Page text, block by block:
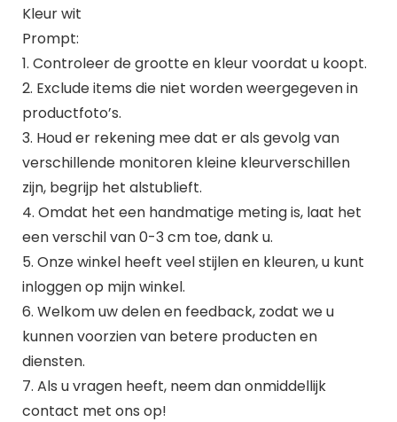
Kleur wit
Prompt:
1. Controleer de grootte en kleur voordat u koopt.
2. Exclude items die niet worden weergegeven in
productfoto’s.
3. Houd er rekening mee dat er als gevolg van
verschillende monitoren kleine kleurverschillen
zijn, begrijp het alstublieft.
4. Omdat het een handmatige meting is, laat het
een verschil van 0-3 cm toe, dank u.
5. Onze winkel heeft veel stijlen en kleuren, u kunt
inloggen op mijn winkel.
6. Welkom uw delen en feedback, zodat we u
kunnen voorzien van betere producten en
diensten.
7. Als u vragen heeft, neem dan onmiddellijk
contact met ons op!